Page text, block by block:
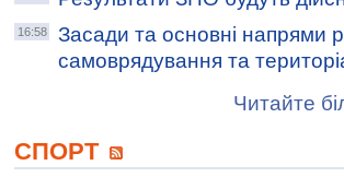
16:58
Засади та основні напрями
самоврядування та
Читайте
СПОРТ